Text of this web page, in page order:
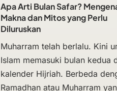
Apa Arti Bulan Safar?
Makna dan Mitos yang Perlu
Diluruskan
Muharram telah berlalu. Kini
Islam memasuki bulan kedua
kalender Hijriah. Berbeda
Ramadhan atau Muharram